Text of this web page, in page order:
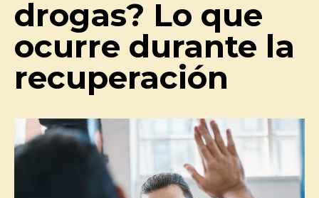
drogas? Lo que
ocurre durante la
recuperación